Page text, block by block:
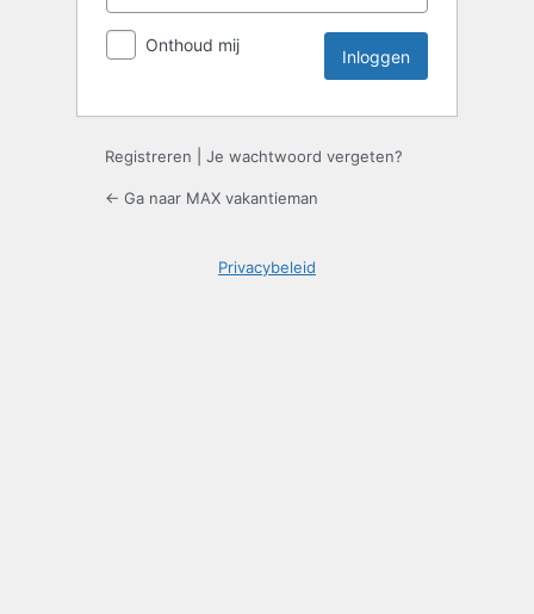
Onthoud mij
Registreren Je wachtwoord vergeten?
← Ga naar MAX vakantieman
Privacybeleid